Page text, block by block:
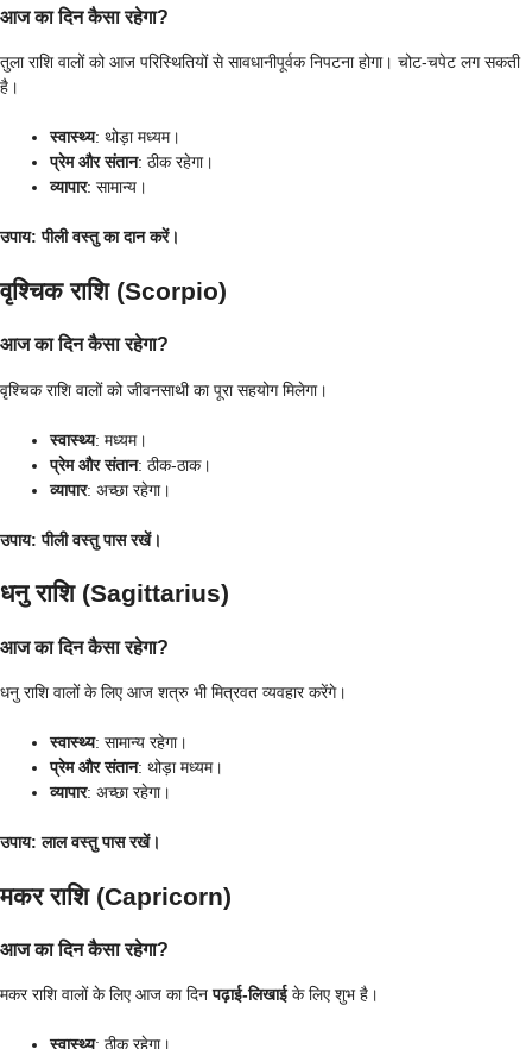
आज का दिन कैसा रहेगा?
तुला राशि वालों को आज परिस्थितियों से सावधानीपूर्वक निपटना होगा। चोट-चपेट लग सकती
है।
स्वास्थ्य: थोड़ा मध्यम।
प्रेम और संतान: ठीक रहेगा।
व्यापार: सामान्य।
उपाय: पीली वस्तु का दान करें।
वृश्चिक राशि (Scorpio)
आज का दिन कैसा रहेगा?
वृश्चिक राशि वालों को जीवनसाथी का पूरा सहयोग मिलेगा।
स्वास्थ्य: मध्यम।
प्रेम और संतान: ठीक-ठाक।
व्यापार: अच्छा रहेगा।
उपाय: पीली वस्तु पास रखें।
धनु राशि (Sagittarius)
आज का दिन कैसा रहेगा?
धनु राशि वालों के लिए आज शत्रु भी मित्रवत व्यवहार करेंगे।
स्वास्थ्य: सामान्य रहेगा।
प्रेम और संतान: थोड़ा मध्यम।
व्यापार: अच्छा रहेगा।
उपाय: लाल वस्तु पास रखें।
मकर राशि (Capricorn)
आज का दिन कैसा रहेगा?
मकर राशि वालों के लिए आज का दिनपढ़ाई-लिखाईके लिए शुभ है।
स्वास्थ्य: ठीक रहेगा।